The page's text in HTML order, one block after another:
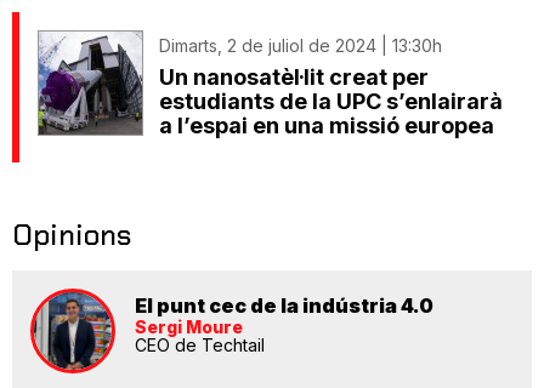
Dimarts, 2 de juliol de 2024 | 13:30h
Un nanosatèl·lit creat per
estudiants de la UPC s’enlairarà
a l’espai en una missió europea
Opinions
El punt cec de la indústria 4.0
Sergi Moure
CEO de Techtail